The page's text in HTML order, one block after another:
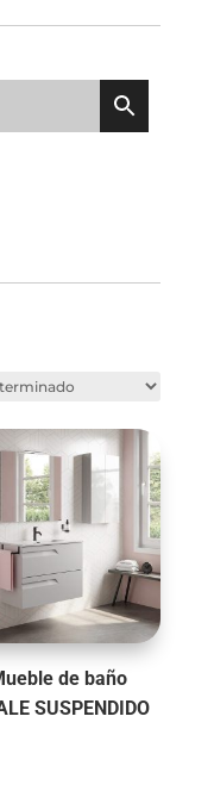
de baño
SUSPENDIDO